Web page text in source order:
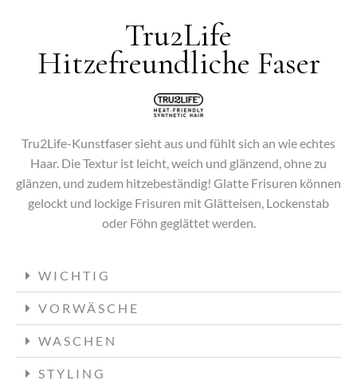
Tru2Life
Hitzefreundliche Faser
Tru2Life-Kunstfaser sieht aus und fühlt sich an wie echtes
Haar. Die Textur ist leicht, weich und glänzend, ohne zu
glänzen, und zudem hitzebeständig! Glatte Frisuren können
gelockt und lockige Frisuren mit Glätteisen, Lockenstab
oder Föhn geglättet werden.
WICHTIG
VORWÄSCHE
WASCHEN
STYLING